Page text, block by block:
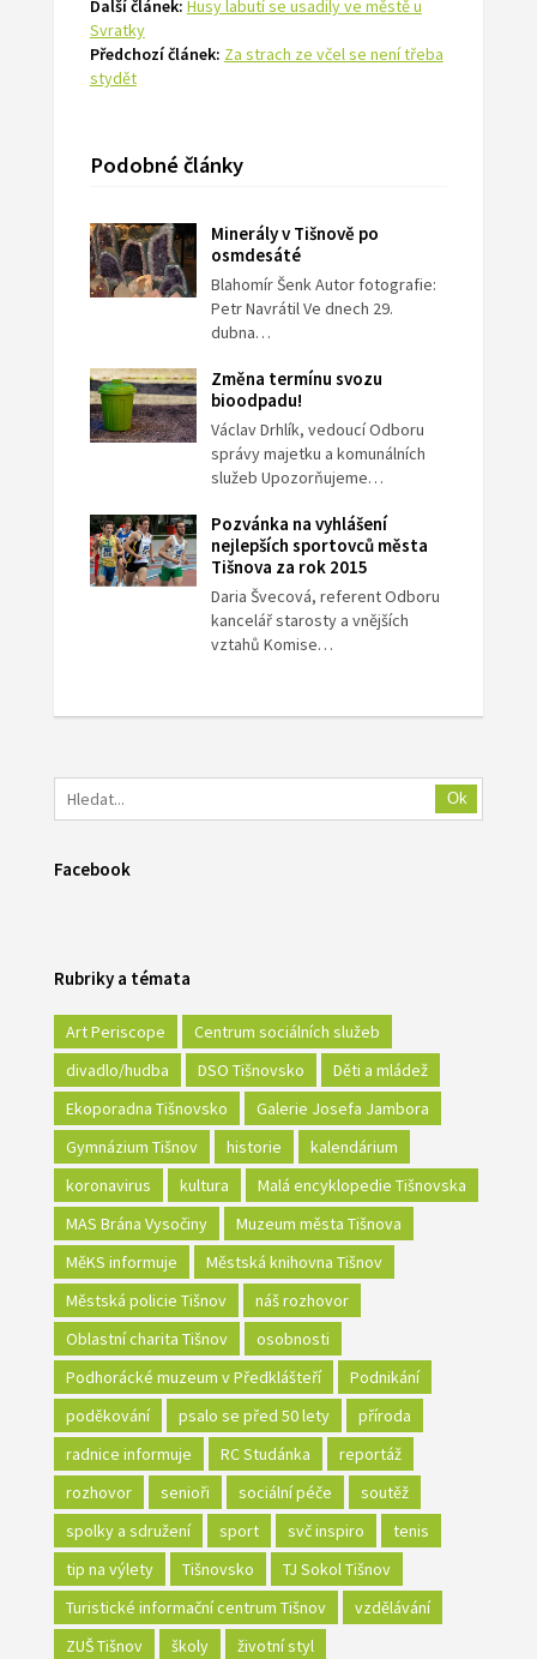
Další článek: Husy labutí se usadily ve městě u
Svratky
Předchozí článek: Za strach ze včel se není třeba
stydět
Podobné články
Minerály v Tišnově po
osmdesáté
Blahomír Šenk Autor fotografie:
Petr Navrátil Ve dnech 29.
dubna…
Změna termínu svozu
bioodpadu!
Václav Drhlík, vedoucí Odboru
správy majetku a komunálních
služeb Upozorňujeme…
Pozvánka na vyhlášení
nejlepších sportovců města
Tišnova za rok 2015
Daria Švecová, referent Odboru
kancelář starosty a vnějších
vztahů Komise…
Ok
Facebook
Rubriky a témata
Art Periscope
Centrum sociálních služeb
divadlo/hudba
DSO Tišnovsko
Děti a mládež
Ekoporadna Tišnovsko
Galerie Josefa Jambora
Gymnázium Tišnov
historie
kalendárium
koronavirus
kultura
Malá encyklopedie Tišnovska
MAS Brána Vysočiny
Muzeum města Tišnova
MěKS informuje
Městská knihovna Tišnov
Městská policie Tišnov
náš rozhovor
Oblastní charita Tišnov
osobnosti
Podhorácké muzeum v Předklášteří
Podnikání
poděkování
psalo se před 50 lety
příroda
radnice informuje
RC Studánka
reportáž
rozhovor
senioři sociální péče
soutěž
spolky a sdružení
sport svč inspiro
tenis
tip na výlety
Tišnovsko
TJ Sokol Tišnov
Turistické informační centrum Tišnov
vzdělávání
ZUŠ Tišnov
školy životní styl